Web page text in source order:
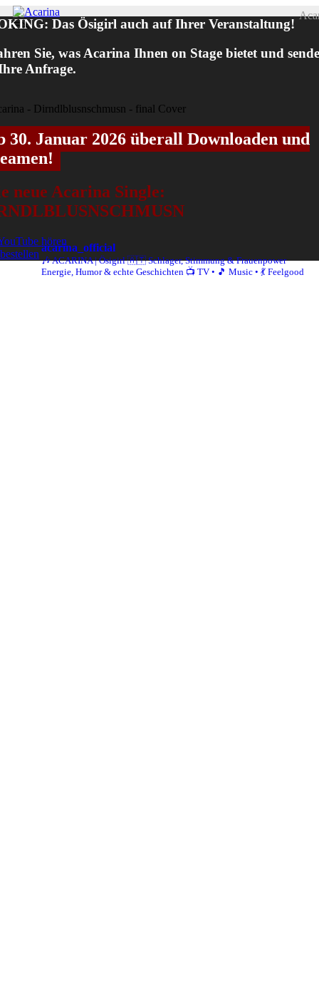
Zum
InhaltMenüDas Ösigirl auch auf Ihrer Veranstaltung!
Sie, was Acarina Ihnen on Stage bietet und
Anfrage.
30. Januar 2026 überall Downloaden und
neue Acarina Single:
hören
acarina_official
🎶 ACARINA | Ösigirl 🇦🇹Schlager, Stimmung & Frauenpower
Energie, Humor & echte Geschichten 📺 TV • 🎵 Music • 💃 Feelgood